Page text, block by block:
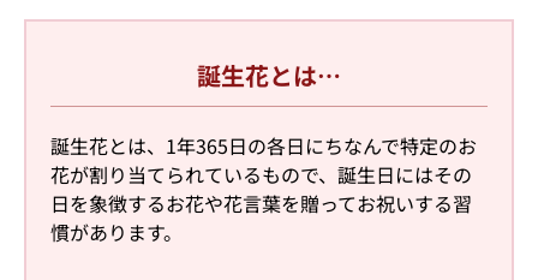
誕生花とは…
誕生花とは、1年365日の各日にちなんで特定のお
花が割り当てられているもので、誕生日にはその
日を象徴するお花や花言葉を贈ってお祝いする習
慣があります。